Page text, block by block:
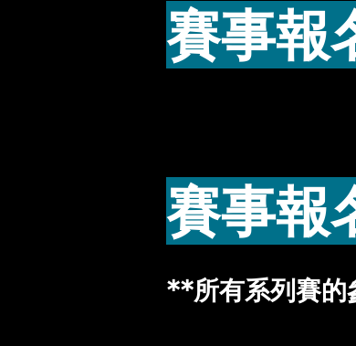
賽事報
賽事報
**所有系列賽的